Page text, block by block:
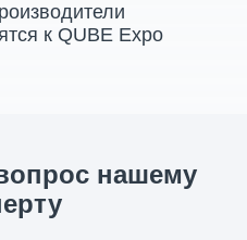
к QUBE Expo
нашему